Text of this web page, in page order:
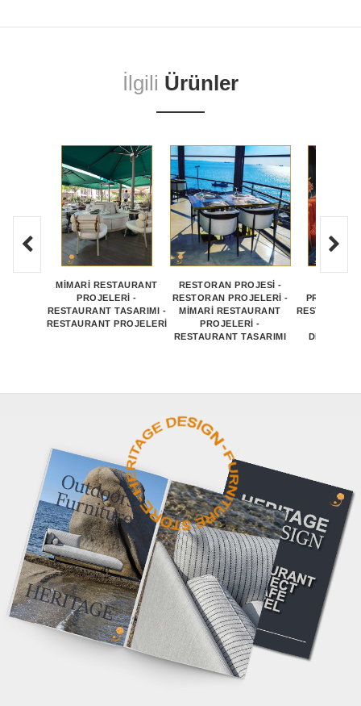
İlgili Ürünler
MİMARİ RESTAURANT
PROJELERİ -
RESTAURANT TASARIMI -
RESTAURANT PROJELERİ
RESTORAN PROJESİ -
RESTORAN PROJELERİ -
MİMARİ RESTAURANT
PROJELERİ -
RESTAURANT TASARIMI